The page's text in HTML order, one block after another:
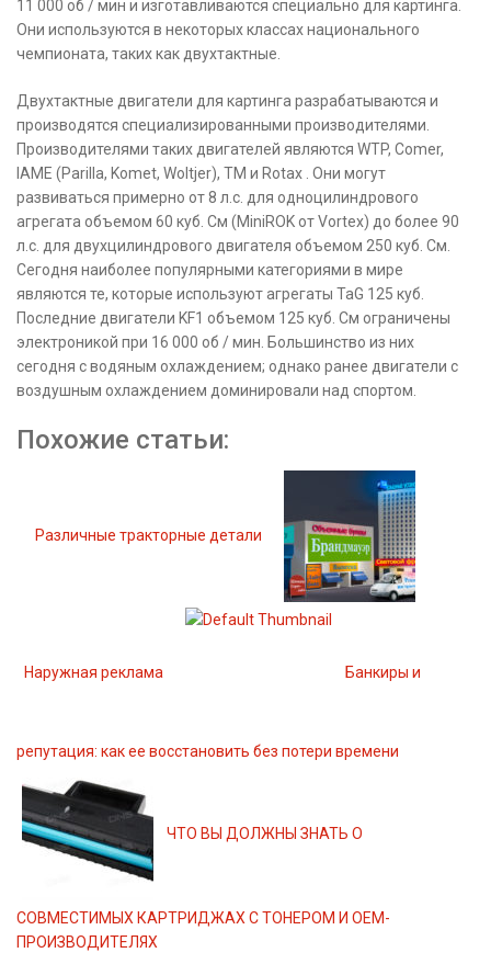
11 000 об / мин и изготавливаются специально для картинга.
Они используются в некоторых классах национального
чемпионата, таких как двухтактные.
Двухтактные двигатели для картинга разрабатываются и
производятся специализированными производителями.
Производителями таких двигателей являются WTP, Comer,
IAME (Parilla, Komet, Woltjer), TM и Rotax . Они могут
развиваться примерно от 8 л.с. для одноцилиндрового
агрегата объемом 60 куб. См (MiniROK от Vortex) до более 90
л.с. для двухцилиндрового двигателя объемом 250 куб. См.
Сегодня наиболее популярными категориями в мире
являются те, которые используют агрегаты TaG 125 куб.
Последние двигатели KF1 объемом 125 куб. См ограничены
электроникой при 16 000 об / мин. Большинство из них
сегодня с водяным охлаждением; однако ранее двигатели с
воздушным охлаждением доминировали над спортом.
Похожие статьи:
Различные тракторные детали
Наружная реклама Банкиры и
репутация: как ее восстановить без потери времени
ЧТО ВЫ ДОЛЖНЫ ЗНАТЬ О
СОВМЕСТИМЫХ КАРТРИДЖАХ С ТОНЕРОМ И OEM-
ПРОИЗВОДИТЕЛЯХ